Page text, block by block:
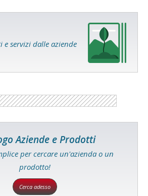
e servizi dalle aziende
Aziende e Prodotti
per cercare un'azienda o un
prodotto!
Cerca adesso